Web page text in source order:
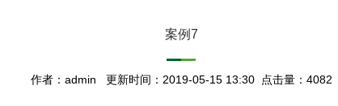
案例7
作者：admin 更新时间：2019-05-15 13:30 点击量：4082